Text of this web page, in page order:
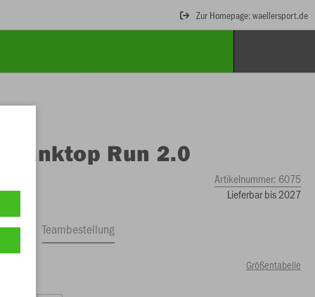
Zur Homepage: waellersport.de
Tanktop Run 2.0
Artikelnummer: 6075
Lieferbar bis 2027
Teambestellung
Größentabelle